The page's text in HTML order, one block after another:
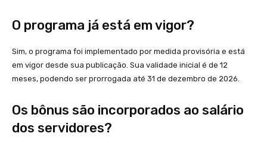
O programa já está em vigor?
Sim, o programa foi implementado por medida provisória e está
em vigor desde sua publicação. Sua validade inicial é de 12
meses, podendo ser prorrogada até 31 de dezembro de 2026.
Os bônus são incorporados ao salário
dos servidores?